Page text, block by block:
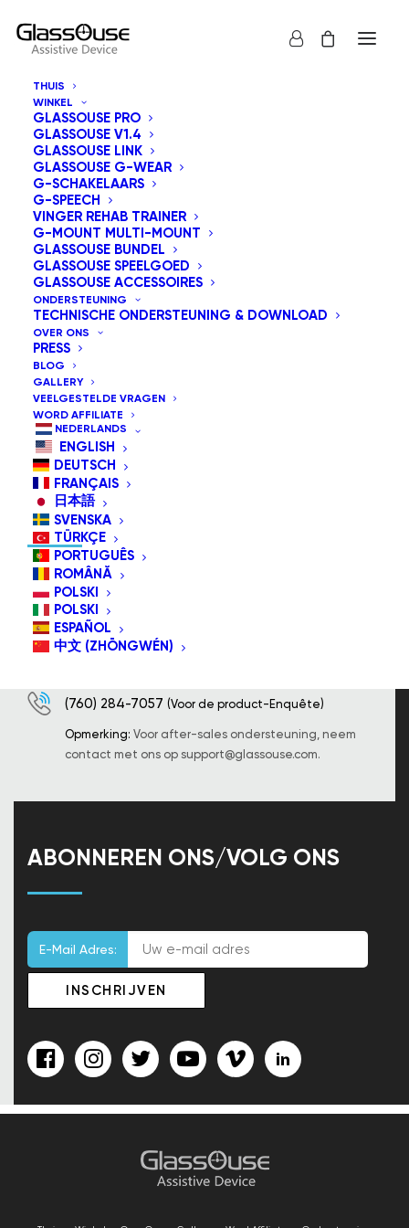
THUIS
WINKEL
GLASSOUSE PRO
GLASSOUSE V1.4
GLASSOUSE LINK
GLASSOUSE G-WEAR
G-SCHAKELAARS
G-SPEECH
VINGER REHAB TRAINER
G-MOUNT MULTI-MOUNT
GLASSOUSE BUNDEL
GLASSOUSE SPEELGOED
GLASSOUSE ACCESSOIRES
ONDERSTEUNING
TECHNISCHE ONDERSTEUNING & DOWNLOAD
OVER ONS
PRESS
BLOG
GALLERY
VEELGESTELDE VRAGEN
WORD AFFILIATE
NEDERLANDS
ENGLISH
DEUTSCH
FRANÇAIS
日本語
SVENSKA
TÜRKÇE
PORTUGUÊS
ROMÂNĂ
POLSKI
POLSKI
ESPAÑOL
中文 (ZHŌNGWÉN)
MIJN ACCOUNT
Wachtwoord vergeten? Voer je gebruikersnaam of e-mailadres in.
Je ontvangt een link via e-mail om een nieuw wachtwoord in te
stellen.
Gebruikersnaam of e-mailadres
RESET WACHTWOORD
CONTACT INFORMATIE
8605 Santa Monica Boulevard, West Hollywood,
CA 90025 Verenigde Staten.
(760) 284-7057 (Voor de product-Enquête)
Opmerking: Voor after-sales ondersteuning, neem
contact met ons op support@glassouse.com.
ABONNEREN ONS/VOLG ONS
E-Mail Adres: